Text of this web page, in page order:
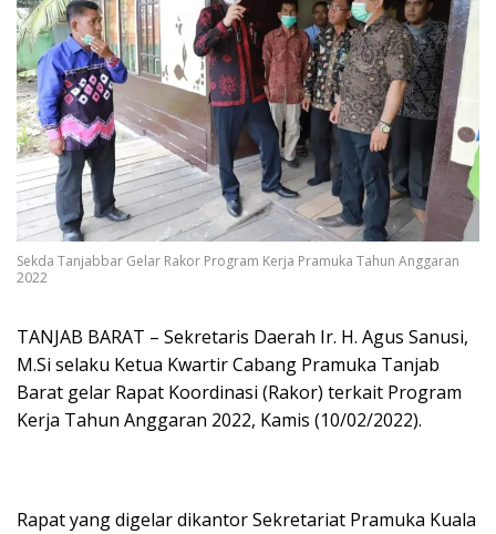
Sekda Tanjabbar Gelar Rakor Program Kerja Pramuka Tahun Anggaran
2022
TANJAB BARAT – Sekretaris Daerah Ir. H. Agus Sanusi,
M.Si selaku Ketua Kwartir Cabang Pramuka Tanjab
Barat gelar Rapat Koordinasi (Rakor) terkait Program
Kerja Tahun Anggaran 2022, Kamis (10/02/2022).
Rapat yang digelar dikantor Sekretariat Pramuka Kuala